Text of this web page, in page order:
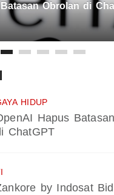
Obrolan di
HIDUP
Hapus
ChatGPT
by Indosat